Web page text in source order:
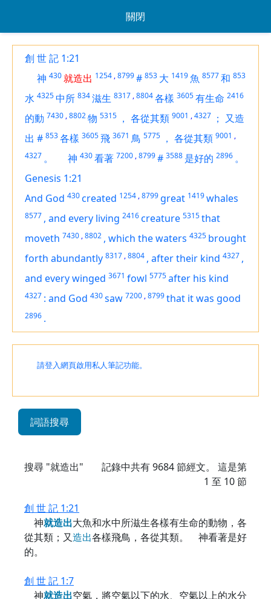
關閉
創 世 記 1:21
神 430就造出 1254 ,8799# 853 大 1419魚 8577和 853
水 4325中所 834滋生 8317 ,8804各樣 3605有生命 2416
的動 7430 ,8802物 5315 ， 各從其類 9001 ,4327 ； 又造
出 # 853各樣 3605飛 3671 鳥 5775 ， 各從其類 9001 ,
4327 。 神 430看著 7200 ,8799# 3588 是好的 2896 。
Genesis 1:21
And God 430created 1254 ,8799 great 1419whales
8577 , and every living 2416creature 5315that
moveth 7430 ,8802 , which the waters 4325 brought
forth abundantly 8317 ,8804 , after their kind 4327 ,
and every winged 3671 fowl 5775after his kind
4327 : and God 430saw 7200 ,8799that it was good
2896 .
請登入網頁啟用私人筆記功能。
詞語搜尋
搜尋 "就造出" 記錄中共有9684節經文。 這是第
1 至 10 節
創 世 記 1:21
神就造出大魚和水中所滋生各樣有生命的動物，各
從其類；又造出各樣飛鳥，各從其類。 神看著是好
的。
創 世 記 1:7
神就造出空氣，將空氣以下的水、空氣以上的水分